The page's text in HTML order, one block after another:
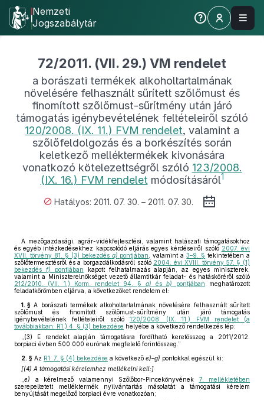
Nemzeti
Jogszabálytár
72/2011. (VII. 29.) VM rendelet
a borászati termékek alkoholtartalmának
növelésére felhasznált sűrített szőlőmust és
finomított szőlőmust-sűrítmény után járó
támogatás igénybevételének feltételeiről szóló
120/2008. (IX. 11.) FVM rendelet, valamint a
szőlőfeldolgozás és a borkészítés során
keletkező melléktermékek kivonására
vonatkozó kötelezettségről szóló 123/2008.
(IX. 16.) FVM rendelet módosításáról1
Hatályos: 2011. 07. 30. – 2011. 07. 30.
A mezőgazdasági, agrár-vidékfejlesztési, valamint halászati támogatásokhoz
és egyéb intézkedésekhez kapcsolódó eljárás egyes kérdéseiről szóló 2007. évi
XVII. törvény 81. § (3) bekezdés a) pontjában , valamint a3–9. § tekintetében a
szőlőtermesztésről és a borgazdálkodásról szóló 2004. évi XVIII. törvény 57. § (1)
bekezdés f) pontjában kapott felhatalmazás alapján, az egyes miniszterek,
valamint a Miniszterelnökséget vezető államtitkár feladat- és hatásköréről szóló
212/2010. (VII. 1.) Korm. rendelet 94. § a) és b) pontjában meghatározott
feladatkörömben eljárva, a következőket rendelem el:
1. § A borászati termékek alkoholtartalmának növelésére felhasznált sűrített
szőlőmust és finomított szőlőmust-sűrítmény után járó támogatás
igénybevételének feltételeiről szóló 120/2008. (IX. 11.) FVM rendelet (a
továbbiakban: R1.) 4. § (3) bekezdése helyébe a következő rendelkezés lép:
„(3) E rendelet alapján támogatásra fordítható keretösszeg a 2011/2012.
borpiaci évben 500 000 eurónak megfelelő forintösszeg.”
2. § Az R1. 7. § (4) bekezdése a következő e)–g) pontokkal egészül ki:
[(4) A támogatási kérelemhez mellékelni kell:]
e) a kérelmező valamennyi Szőlőbor-Pincekönyvének 7. mellékletében
szerepeltetett melléktermék nyilvántartás másolatát a támogatási kérelem
benyújtását megelőző borpiaci évre vonatkozóan;